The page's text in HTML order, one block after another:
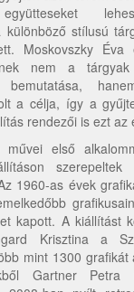
különböző stílusú
Moskovszky
nem a
bemutatása,
a célja, így a
rendezői is ezt az
művei első
szerepeltek
1960-as évek
kapott. A kiállítást
Krisztina a
mint 1300
Gartner Petra